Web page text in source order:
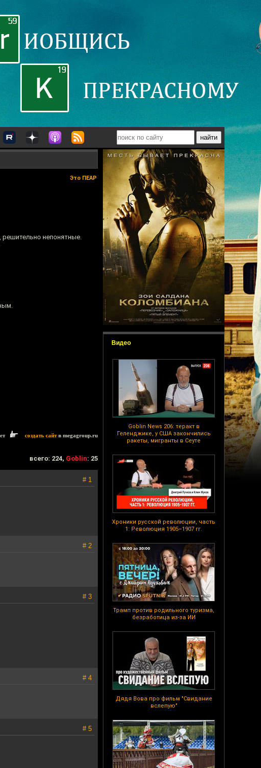
Видео
Goblin News 206: теракт в
Геленджике, у США закончились
ракеты, мигранты в Сеуте
Хроники русской революции, часть
1: Революция 1905–1907 гг.
Трамп против родильного туризма,
безработица из-за ИИ
Дядя Вова про фильм "Свидание
вслепую"
Это ПЕАР
решительно непонятные.
создать сайтв megagroup.ru
всего: 224, Goblin: 25
# 1
# 2
# 3
# 4
# 5